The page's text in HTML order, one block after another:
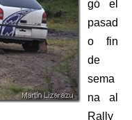
gó el
pasad
o fin
de
sema
na al
Rally